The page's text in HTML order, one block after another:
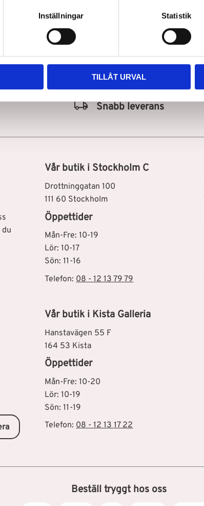
Inställningar Statistik
TILLÅT URVAL
Snabb leverans
Vår butik i Stockholm C
Drottninggatan 100
111 60 Stockholm
Öppettider
Mån-Fre: 10-19
Lör: 10-17
Sön: 11-16
Telefon: 08 - 12 13 79 79
Vår butik i Kista Galleria
Hanstavägen 55 F
164 53 Kista
Öppettider
Mån-Fre: 10-20
Lör: 10-19
Sön: 11-19
Telefon:08 - 12 13 17 22
Beställ tryggt hos oss